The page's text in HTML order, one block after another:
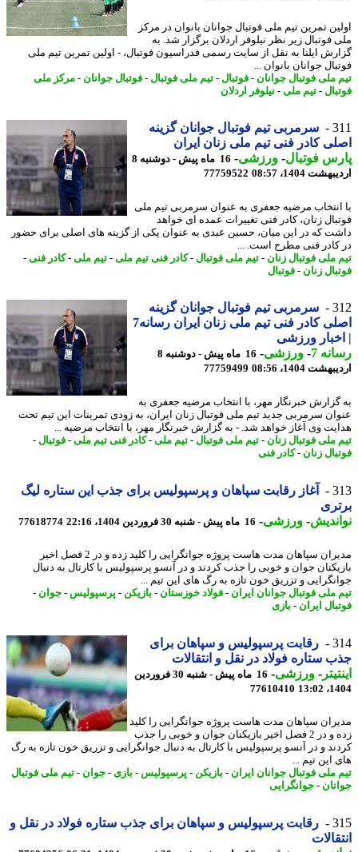
تمرین تیم ملی فوتبال جوانان بانوان در مرکز
فوتبال زیر نظر نیلوفر اردلان برگزار شد. به
ایلنا به نقل از سایت رسمی فدراسیون فوتبال، - اولین تمرین تیم ملی
جوانان بانوان ...
ملی فوتبال جوانان-فوتبال-تیم ملی فوتبال-فوتبال جوانان-مرکز ملی
-تیم ملی -نیلوفر اردلان
سرمربی تیم فوتبال جوانان گزینه
کادر فنی تیم ملی زنان ایران
فوتبال-ورزشی-
16 ماه پیش - دوشنبه 8
1404، 08:57
77759522
مرضیه جعفری به عنوان سرمربی تیم ملی
زنان، کادر فنی تغییرات عمده ای خواهد
که در این میان، حسین عبدی به عنوان یکی از گزینه های اصلی برای حضور
فنی مطرح است. ...
ملی فوتبال زنان -تیم ملی فوتبال-کادر فنی تیم ملی -تیم ملی -کادر فنی -
زنان -فوتبال
سرمربی تیم فوتبال جوانان گزینه
اصلی کادر فنی تیم ملی زنان ایران رسانه7
ورزشی
7
-ورزشی-
16 ماه پیش - دوشنبه 8
1404، 08:56
77759499
خبرنگار مهر، با انتخاب مرضیه جعفری به
سرمربی جدید تیم ملی فوتبال زنان ایران، به زودی تمرینات این تیم تحت
وی آغاز خواهد شد. - به گزارش خبرنگار مهر، با انتخاب مرضیه ...
ملی فوتبال زنان -تیم ملی فوتبال-تیم ملی -کادر فنی تیم ملی -فوتبال-
زنان -کادر فنی
آغاز رقابت سپاهان و پرسپولیس برای جذب این ستاره لیگ
-ورزشی-16 ماه پیش - شنبه 30 فروردین 1404، 22:16 77618774
مدیران سپاهان مدت هاست پروژه جوانگرایی را کلید زده و در 2 فصل اخیر
جوان و خوبی را جذب کردند و در آنسو پرسپولیس با کارتال به دنبال
و تزریق خون تازه به رگ های این تیم ...
ملی فوتبال جوانان ایران - فولاد خوزستان-بازیکن -پرسپولیس-جوان-
ایران - بازی
رقابت پرسپولیس و سپاهان برای
ستاره فولاد در نقل و انتقالات
-ورزشی-
16 ماه پیش - شنبه 30 فروردین
77610410
سپاهان مدت هاست پروژه جوانگرایی را کلید
زده و در 2 فصل اخیر بازیکنان جوان و خوبی را جذب
و در آنسو پرسپولیس با کارتال به دنبال جوانگرایی و تزریق خون تازه به رگ
این تیم ...
ملی فوتبال جوانان ایران - بازیکن -پرسپولیس-بازی - جوان- تیم ملی فوتبال
-جوانگرایی
رقابت پرسپولیس و سپاهان برای جذب ستاره فولاد در نقل و